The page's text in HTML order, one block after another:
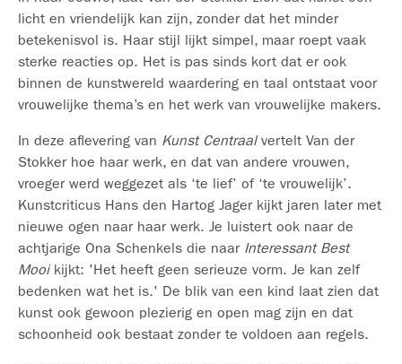
licht en vriendelijk kan zijn, zonder dat het minder
betekenisvol is. Haar stijl lijkt simpel, maar roept vaak
sterke reacties op. Het is pas sinds kort dat er ook
binnen de kunstwereld waardering en taal ontstaat voor
vrouwelijke thema’s en het werk van vrouwelijke makers.
In deze aflevering van Kunst Centraalvertelt Van der
Stokker hoe haar werk, en dat van andere vrouwen,
vroeger werd weggezet als ‘te lief’ of ‘te vrouwelijk’.
Kunstcriticus Hans den Hartog Jager kijkt jaren later met
nieuwe ogen naar haar werk. Je luistert ook naar de
achtjarige Ona Schenkels die naar Interessant Best
Mooikijkt: 'Het heeft geen serieuze vorm. Je kan zelf
bedenken wat het is.' De blik van een kind laat zien dat
kunst ook gewoon plezierig en open mag zijn en dat
schoonheid ook bestaat zonder te voldoen aan regels.